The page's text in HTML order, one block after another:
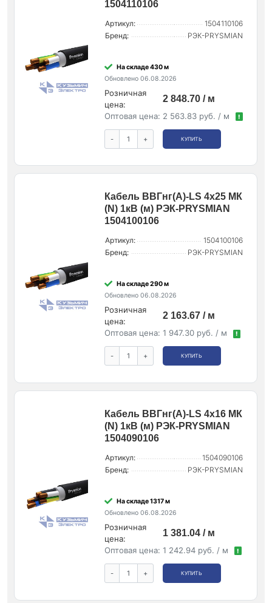
1504110106
Артикул:
1504110106
Бренд:
РЭК-PRYSMIAN
На складе 430 м
Обновлено 06.08.2026
Розничная
цена:
2 848.70 / м
Оптовая цена: 2 563.83 руб. / м !
- + КУПИТЬ
Кабель ВВГнг(А)-LS 4х25 МК
(N) 1кВ (м) РЭК-PRYSMIAN
1504100106
Артикул:
1504100106
Бренд:
РЭК-PRYSMIAN
На складе 290 м
Обновлено 06.08.2026
Розничная
цена:
2 163.67 / м
Оптовая цена: 1 947.30 руб. / м !
- + КУПИТЬ
Кабель ВВГнг(А)-LS 4х16 МК
(N) 1кВ (м) РЭК-PRYSMIAN
1504090106
Артикул:
1504090106
Бренд:
РЭК-PRYSMIAN
На складе 1317 м
Обновлено 06.08.2026
Розничная
цена:
1 381.04 / м
Оптовая цена: 1 242.94 руб. / м !
- + КУПИТЬ